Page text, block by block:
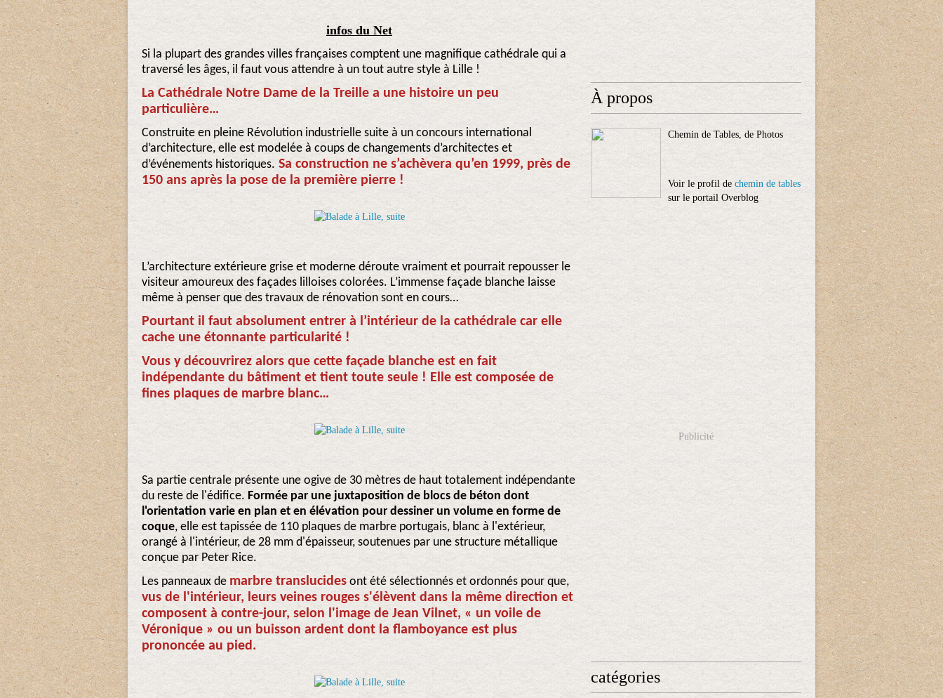
infos du Net
Si la plupart des grandes villes françaises comptent une magnifique cathédrale qui a
traversé les âges, il faut vous attendre à un tout autre style à Lille !
La Cathédrale Notre Dame de la Treille a une histoire un peu
particulière…
Construite en pleine Révolution industrielle suite à un concours international
d’architecture, elle est modelée à coups de changements d’architectes et
d’événements historiques. Sa construction ne s’achèvera qu’en 1999, près de
150 ans après la pose de la première pierre !
L’architecture extérieure grise et moderne déroute vraiment et pourrait repousser le
visiteur amoureux des façades lilloises colorées. L’immense façade blanche laisse
même à penser que des travaux de rénovation sont en cours…
Pourtant il faut absolument entrer à l’intérieur de la cathédrale car elle
cache une étonnante particularité !
Vous y découvrirez alors que cette façade blanche est en fait
indépendante du bâtiment et tient toute seule ! Elle est composée de
fines plaques de marbre blanc…
Sa partie centrale présente une ogive de 30 mètres de haut totalement indépendante
du reste de l'édifice. Formée par une juxtaposition de blocs de béton dont
l'orientation varie en plan et en élévation pour dessiner un volume en forme de
coque, elle est tapissée de 110 plaques de marbre portugais, blanc à l'extérieur,
orangé à l'intérieur, de 28 mm d'épaisseur, soutenues par une structure métallique
conçue par Peter Rice.
Les panneaux de marbre translucides ont été sélectionnés et ordonnés pour que,
vus de l'intérieur, leurs veines rouges s'élèvent dans la même direction et
composent à contre-jour, selon l'image de Jean Vilnet, « un voile de
Véronique » ou un buisson ardent dont la flamboyance est plus
prononcée au pied.
À propos
Chemin de Tables, de Photos
Voir le profil de chemin de tables
sur le portail Overblog
Publicité
catégories